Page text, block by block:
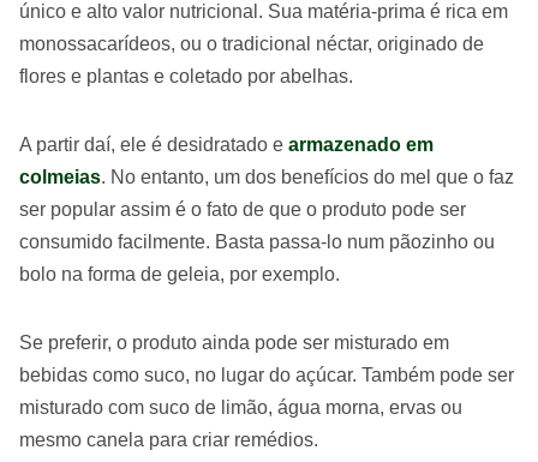
único e alto valor nutricional. Sua matéria-prima é rica em
monossacarídeos, ou o tradicional néctar, originado de
flores e plantas e coletado por abelhas.
A partir daí, ele é desidratado e armazenado em
colmeias. No entanto, um dos benefícios do mel que o faz
ser popular assim é o fato de que o produto pode ser
consumido facilmente. Basta passa-lo num pãozinho ou
bolo na forma de geleia, por exemplo.
Se preferir, o produto ainda pode ser misturado em
bebidas como suco, no lugar do açúcar. Também pode ser
misturado com suco de limão, água morna, ervas ou
mesmo canela para criar remédios.